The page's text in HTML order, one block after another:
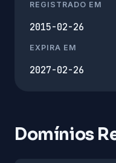
REGISTRADO EM
2015-02-26
EXPIRA EM
2027-02-26
Domínios